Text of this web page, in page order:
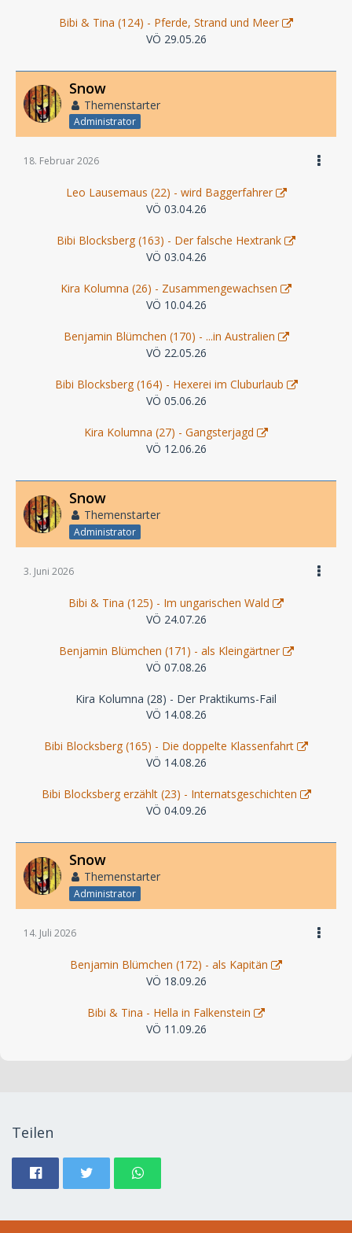
Bibi & Tina (124) - Pferde, Strand und Meer
VÖ 29.05.26
Snow
Themenstarter
Administrator
18. Februar 2026
Leo Lausemaus (22) - wird Baggerfahrer
VÖ 03.04.26
Bibi Blocksberg (163) - Der falsche Hextrank
VÖ 03.04.26
Kira Kolumna (26) - Zusammengewachsen
VÖ 10.04.26
Benjamin Blümchen (170) - ...in Australien
VÖ 22.05.26
Bibi Blocksberg (164) - Hexerei im Cluburlaub
VÖ 05.06.26
Kira Kolumna (27) - Gangsterjagd
VÖ 12.06.26
Snow
Themenstarter
Administrator
3. Juni 2026
Bibi & Tina (125) - Im ungarischen Wald
VÖ 24.07.26
Benjamin Blümchen (171) - als Kleingärtner
VÖ 07.08.26
Kira Kolumna (28) - Der Praktikums-Fail
VÖ 14.08.26
Bibi Blocksberg (165) - Die doppelte Klassenfahrt
VÖ 14.08.26
Bibi Blocksberg erzählt (23) - Internatsgeschichten
VÖ 04.09.26
Snow
Themenstarter
Administrator
14. Juli 2026
Benjamin Blümchen (172) - als Kapitän
VÖ 18.09.26
Bibi & Tina - Hella in Falkenstein
VÖ 11.09.26
Teilen